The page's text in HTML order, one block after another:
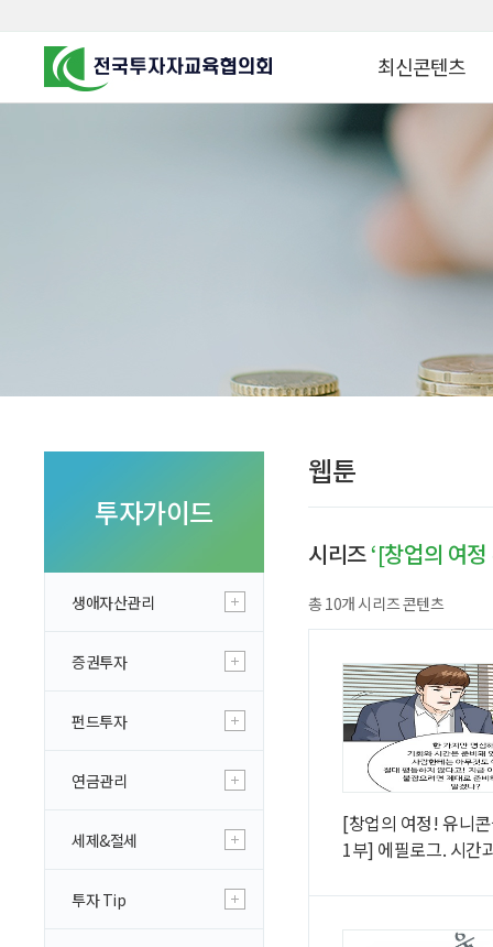
최신콘텐츠
찾아가는 군장병 금
찾아가는 연금ᆞ자
군장병 금융투자 아
자립준비청년을 위한
실전투자 Insight
투자가이드
생애자산관리
증권투자
펀드투자
연금관리
세제&절세
투자 Tip
웹툰
시리즈‘[창업의 여
총 10개 시리즈 콘텐츠
[창업의 여정! 유니
1부] 에필로그. 시간